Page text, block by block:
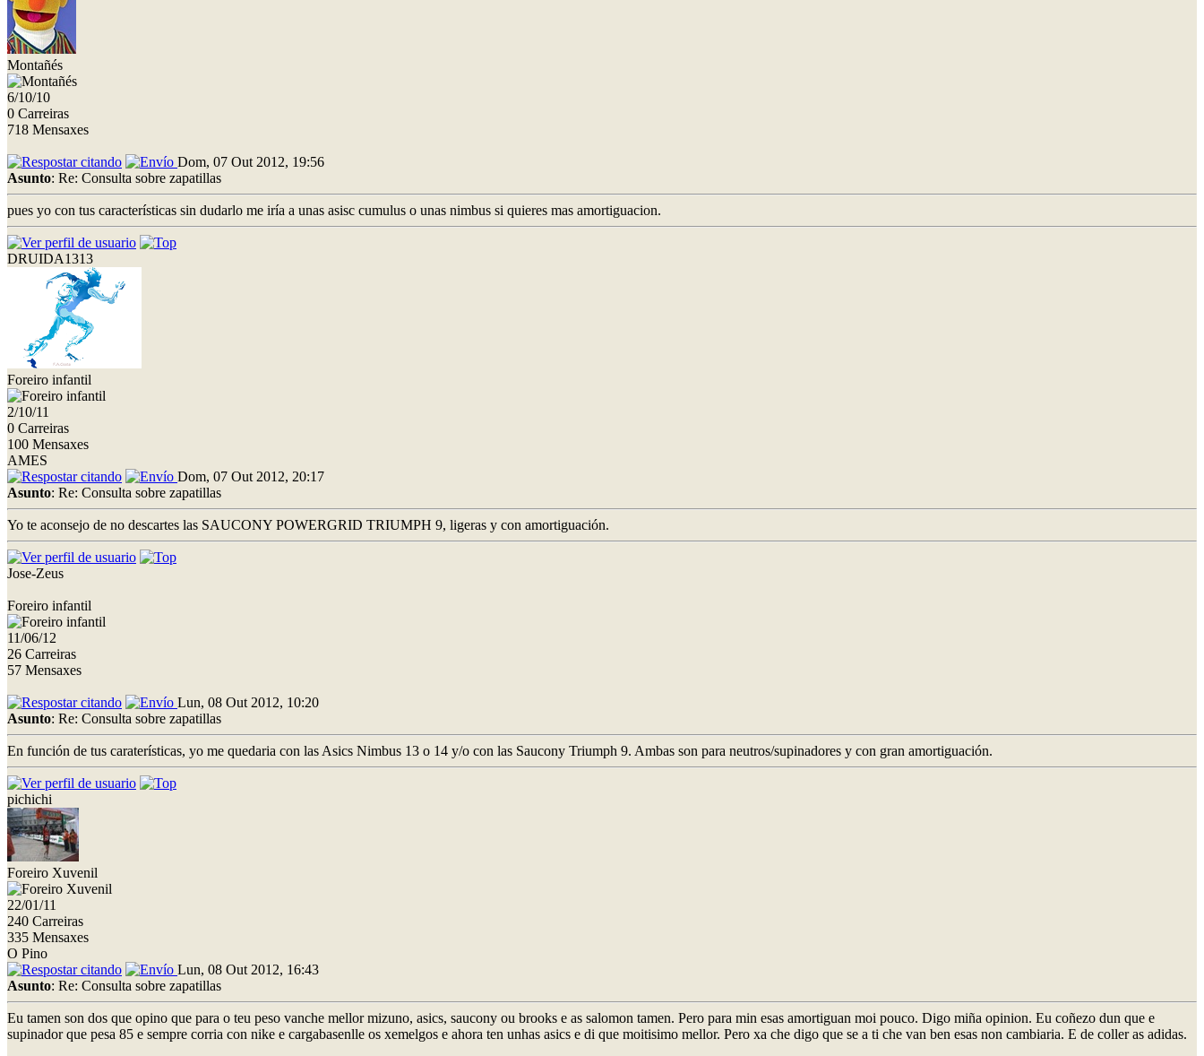
Montañés
6/10/10
0 Carreiras
718 Mensaxes
Dom, 07 Out 2012, 19:56
Asunto: Re: Consulta sobre zapatillas
pues yo con tus características sin dudarlo me iría a unas asisc cumulus o unas nimbus si quieres mas amortiguacion.
DRUIDA1313
Foreiro infantil
2/10/11
0 Carreiras
100 Mensaxes
AMES
Dom, 07 Out 2012, 20:17
Asunto: Re: Consulta sobre zapatillas
Yo te aconsejo de no descartes las SAUCONY POWERGRID TRIUMPH 9, ligeras y con amortiguación.
Jose-Zeus
Foreiro infantil
11/06/12
26 Carreiras
57 Mensaxes
Lun, 08 Out 2012, 10:20
Asunto: Re: Consulta sobre zapatillas
En función de tus caraterísticas, yo me quedaria con las Asics Nimbus 13 o 14 y/o con las Saucony Triumph 9. Ambas son para neutros/supinadores y con gran amortiguación.
pichichi
Foreiro Xuvenil
22/01/11
240 Carreiras
335 Mensaxes
O Pino
Lun, 08 Out 2012, 16:43
Asunto: Re: Consulta sobre zapatillas
Eu tamen son dos que opino que para o teu peso vanche mellor mizuno, asics, saucony ou brooks e as salomon tamen. Pero para min esas amortiguan moi pouco. Digo miña opinion. Eu coñezo dun que e
supinador que pesa 85 e sempre corria con nike e cargabasenlle os xemelgos e ahora ten unhas asics e di que moitisimo mellor. Pero xa che digo que se a ti che van ben esas non cambiaria. E de coller as adidas.